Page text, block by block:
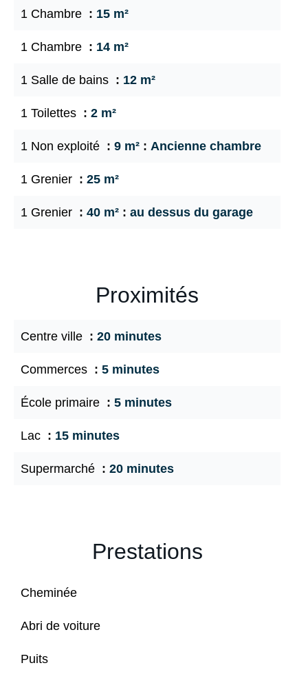
1 Chambre 15 m²
1 Chambre 14 m²
1 Salle de bains 12 m²
1 Toilettes 2 m²
1 Non exploité 9 m² Ancienne chambre
1 Grenier 25 m²
1 Grenier 40 m² au dessus du garage
Proximités
Centre ville 20 minutes
Commerces 5 minutes
École primaire 5 minutes
Lac 15 minutes
Supermarché 20 minutes
Prestations
Cheminée
Abri de voiture
Puits